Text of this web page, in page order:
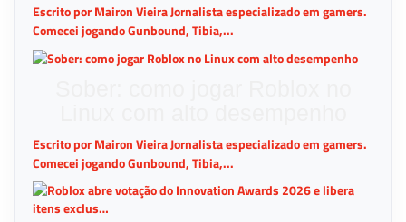
Escrito por Mairon Vieira Jornalista especializado em gamers.
Comecei jogando Gunbound, Tibia,...
Escrito por Mairon Vieira Jornalista especializado em gamers.
Comecei jogando Gunbound, Tibia,...